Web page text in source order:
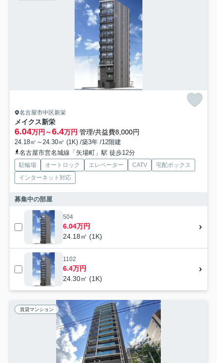
名古屋市中区新栄
メイクス新栄
6.04万円～6.4万円 管理/共益費8,000円
24.18㎡～24.30㎡ (1K) /築3年 /12階建
名古屋市営名城線「矢場町」駅 徒歩12分
駐輪場 オートロック エレベーター CATV
宅配ボックス
インターネット対応
募集中の部屋
504
6.04万円
24.18㎡ (1K)
1102
6.4万円
24.30㎡ (1K)
賃貸マンション